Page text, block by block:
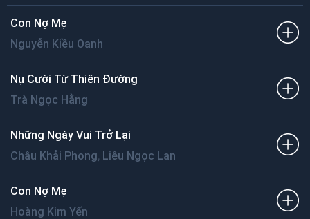
Con Nợ Mẹ
Nguyễn Kiều Oanh
Nụ Cười Từ Thiên Đường
Trà Ngọc Hằng
Những Ngày Vui Trở Lại
Châu Khải Phong, Liêu Ngọc Lan
Con Nợ Mẹ
Hoàng Kim Yến